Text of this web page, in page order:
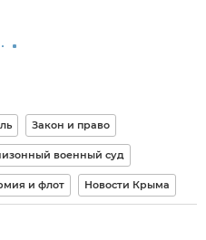
Закон и право
военный суд
и флот Новости Крыма